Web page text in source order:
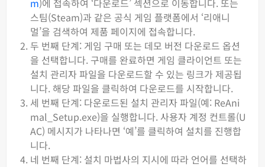
m)에 접속하여 ‘다운로드’ 섹션으로 이동합니다. 또는
스팀(Steam)과 같은 공식 게임 플랫폼에서 ‘리애니
멀’을 검색하여 제품 페이지에 접속합니다.
두 번째 단계: 게임 구매 또는 데모 버전 다운로드 옵션
을 선택합니다. 구매를 완료하면 게임 클라이언트 또는
설치 관리자 파일을 다운로드할 수 있는 링크가 제공됩
니다. 해당 파일을 클릭하여 다운로드를 시작합니다.
세 번째 단계: 다운로드된 설치 관리자 파일(예: ReAni
mal_Setup.exe)을 실행합니다. 사용자 계정 컨트롤(U
AC) 메시지가 나타나면 ‘예’를 클릭하여 설치를 진행합
니다.
네 번째 단계: 설치 마법사의 지시에 따라 언어를 선택하